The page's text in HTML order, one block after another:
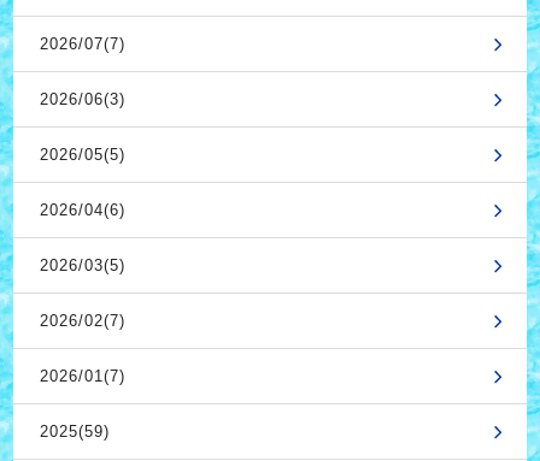
2026/07(7)
2026/06(3)
2026/05(5)
2026/04(6)
2026/03(5)
2026/02(7)
2026/01(7)
2025(59)